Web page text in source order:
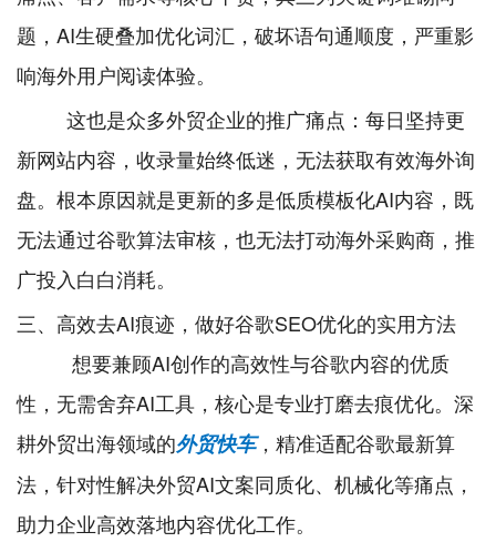
题，AI生硬叠加优化词汇，破坏语句通顺度，严重影
响海外用户阅读体验。
这也是众多外贸企业的推广痛点：每日坚持更
新网站内容，收录量始终低迷，无法获取有效海外询
盘。根本原因就是更新的多是低质模板化AI内容，既
无法通过谷歌算法审核，也无法打动海外采购商，推
广投入白白消耗。
三、高效去AI痕迹，做好谷歌SEO优化的实用方法
想要兼顾AI创作的高效性与谷歌内容的优质
性，无需舍弃AI工具，核心是专业打磨去痕优化。深
耕外贸出海领域的外贸快车，精准适配谷歌最新算
法，针对性解决外贸AI文案同质化、机械化等痛点，
助力企业高效落地内容优化工作。